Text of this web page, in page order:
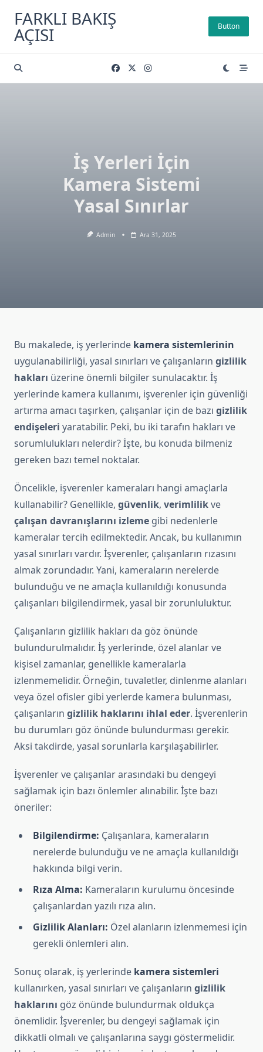
content
FARKLI BAKIŞ
AÇISI Button
İş Yerleri İçin
Kamera Sistemi
Yasal Sınırlar
Admin Ara 31, 2025
Bu makalede, iş yerlerinde kamera sistemlerinin
uygulanabilirliği, yasal sınırları ve çalışanların gizlilik
hakları üzerine önemli bilgiler sunulacaktır. İş
yerlerinde kamera kullanımı, işverenler için güvenliği
artırma amacı taşırken, çalışanlar için de bazı gizlilik
endişeleri yaratabilir. Peki, bu iki tarafın hakları ve
sorumlulukları nelerdir? İşte, bu konuda bilmeniz
gereken bazı temel noktalar.
Öncelikle, işverenler kameraları hangi amaçlarla
kullanabilir? Genellikle, güvenlik, verimlilikve
çalışan davranışlarını izleme gibi nedenlerle
kameralar tercih edilmektedir. Ancak, bu kullanımın
yasal sınırları vardır. İşverenler, çalışanların rızasını
almak zorundadır. Yani, kameraların nerelerde
bulunduğu ve ne amaçla kullanıldığı konusunda
çalışanları bilgilendirmek, yasal bir zorunluluktur.
Çalışanların gizlilik hakları da göz önünde
bulundurulmalıdır. İş yerlerinde, özel alanlar ve
kişisel zamanlar, genellikle kameralarla
izlenmemelidir. Örneğin, tuvaletler, dinlenme alanları
veya özel ofisler gibi yerlerde kamera bulunması,
çalışanların gizlilik haklarını ihlal eder. İşverenlerin
bu durumları göz önünde bulundurması gerekir.
Aksi takdirde, yasal sorunlarla karşılaşabilirler.
İşverenler ve çalışanlar arasındaki bu dengeyi
sağlamak için bazı önlemler alınabilir. İşte bazı
öneriler:
Bilgilendirme: Çalışanlara, kameraların
nerelerde bulunduğu ve ne amaçla kullanıldığı
hakkında bilgi verin.
Rıza Alma: Kameraların kurulumu öncesinde
çalışanlardan yazılı rıza alın.
Gizlilik Alanları: Özel alanların izlenmemesi için
gerekli önlemleri alın.
Sonuç olarak, iş yerlerinde kamera sistemleri
kullanırken, yasal sınırları ve çalışanların gizlilik
haklarını göz önünde bulundurmak oldukça
önemlidir. İşverenler, bu dengeyi sağlamak için
dikkatli olmalı ve çalışanlarına saygı göstermelidir.